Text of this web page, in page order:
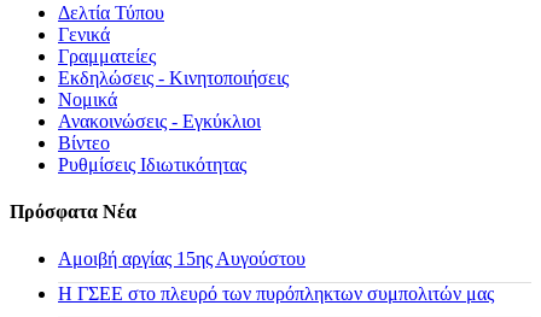
Δελτία Τύπου
Γενικά
Γραμματείες
Εκδηλώσεις - Κινητοποιήσεις
Νομικά
Ανακοινώσεις - Εγκύκλιοι
Βίντεο
Ρυθμίσεις Ιδιωτικότητας
Πρόσφατα Νέα
Αμοιβή αργίας 15ης Αυγούστου
H ΓΣΕΕ στο πλευρό των πυρόπληκτων συμπολιτών μας